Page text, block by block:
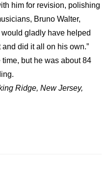
him for revision, polishing
Bruno Walter,
gladly have helped
did it all on his own.”
but he was about 84
Ridge, New Jersey,